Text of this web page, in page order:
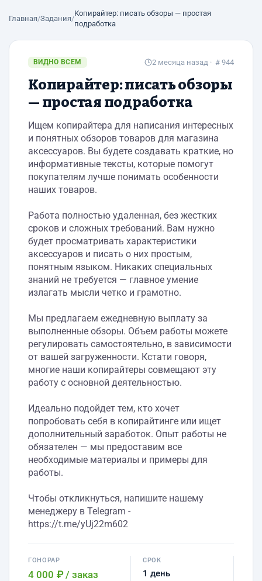
Главная/Задания/
Копирайтер: писать обзоры — простая
подработка
ВИДНО ВСЕМ 2 месяца назад · # 944
Копирайтер: писать обзоры
— простая подработка
Ищем копирайтера для написания интересных
и понятных обзоров товаров для магазина
аксессуаров. Вы будете создавать краткие, но
информативные тексты, которые помогут
покупателям лучше понимать особенности
наших товаров.
Работа полностью удаленная, без жестких
сроков и сложных требований. Вам нужно
будет просматривать характеристики
аксессуаров и писать о них простым,
понятным языком. Никаких специальных
знаний не требуется — главное умение
излагать мысли четко и грамотно.
Мы предлагаем ежедневную выплату за
выполненные обзоры. Объем работы можете
регулировать самостоятельно, в зависимости
от вашей загруженности. Кстати говоря,
многие наши копирайтеры совмещают эту
работу с основной деятельностью.
Идеально подойдет тем, кто хочет
попробовать себя в копирайтинге или ищет
дополнительный заработок. Опыт работы не
обязателен — мы предоставим все
необходимые материалы и примеры для
работы.
Чтобы откликнуться, напишите нашему
менеджеру в Telegram -
https://t.me/yUj22m602
ГОНОРАР
4 000 ₽ / заказ
СРОК
1 день